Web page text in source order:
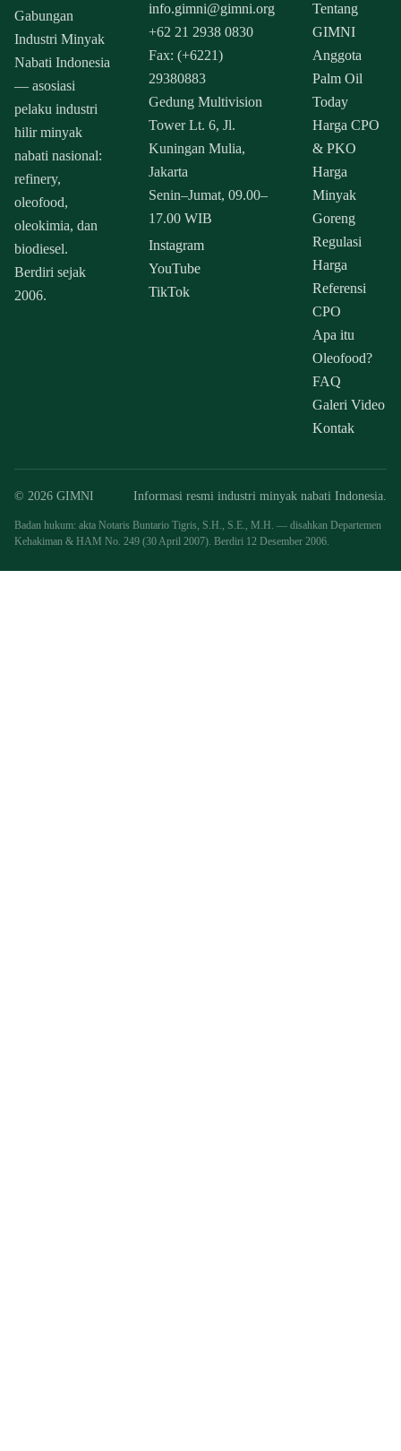
Gabungan
Industri Minyak
Nabati Indonesia
— asosiasi
pelaku industri
hilir minyak
nabati nasional:
refinery,
oleofood,
oleokimia, dan
biodiesel.
Berdiri sejak
2006.
info.gimni@gimni.org
+62 21 2938 0830
Fax: (+6221)
29380883
Gedung Multivision
Tower Lt. 6, Jl.
Kuningan Mulia,
Jakarta
Senin–Jumat, 09.00–
17.00 WIB
Instagram
YouTube
TikTok
Tentang
GIMNI
Anggota
Palm Oil
Today
Harga CPO
& PKO
Harga
Minyak
Goreng
Regulasi
Harga
Referensi
CPO
Apa itu
Oleofood?
FAQ
Galeri Video
Kontak
© 2026 GIMNI Informasi resmi industri minyak nabati Indonesia.
Badan hukum: akta Notaris Buntario Tigris, S.H., S.E., M.H. — disahkan Departemen
Kehakiman & HAM No. 249 (30 April 2007). Berdiri 12 Desember 2006.